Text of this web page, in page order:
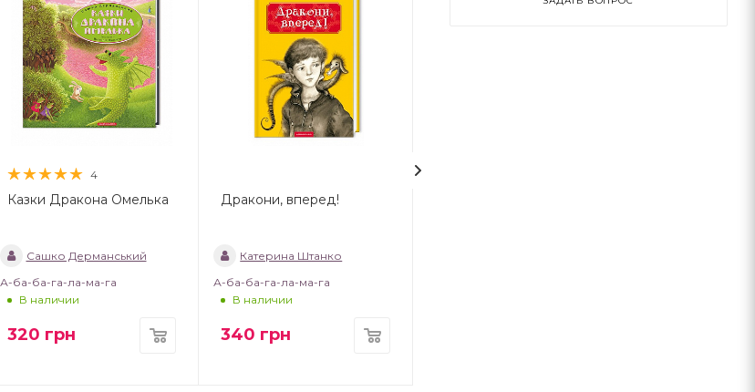
4
Казки Дракона Омелька
Сашко Дерманський
А-ба-ба-га-ла-ма-га
В наличии
320 грн
Дракони, вперед!
Катерина Штанко
А-ба-ба-га-ла-ма-га
В наличии
340 грн